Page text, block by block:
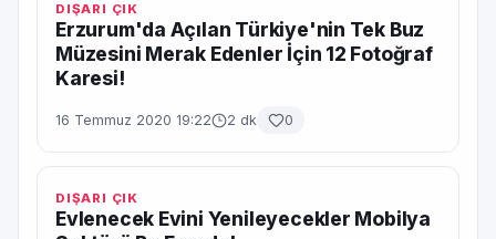
DIŞARI ÇIK
Erzurum'da Açılan Türkiye'nin Tek Buz
Müzesini Merak Edenler İçin 12 Fotoğraf
Karesi!
16 Temmuz 2020 19:22 2 dk 0
DIŞARI ÇIK
Evlenecek Evini Yenileyecekler Mobilya